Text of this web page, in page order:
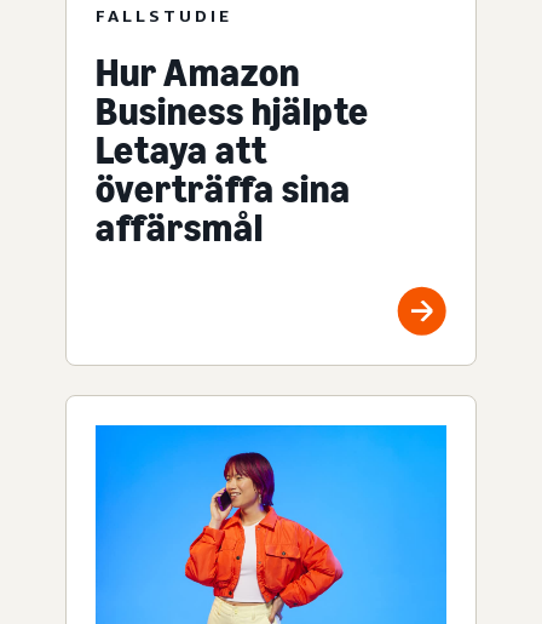
FALLSTUDIE
Hur Amazon
Business hjälpte
Letaya att
överträffa sina
affärsmål